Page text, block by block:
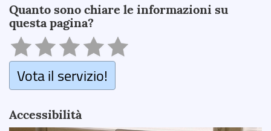
Quanto sono chiare le informazioni su
questa pagina?
Vota il servizio!
Accessibilità